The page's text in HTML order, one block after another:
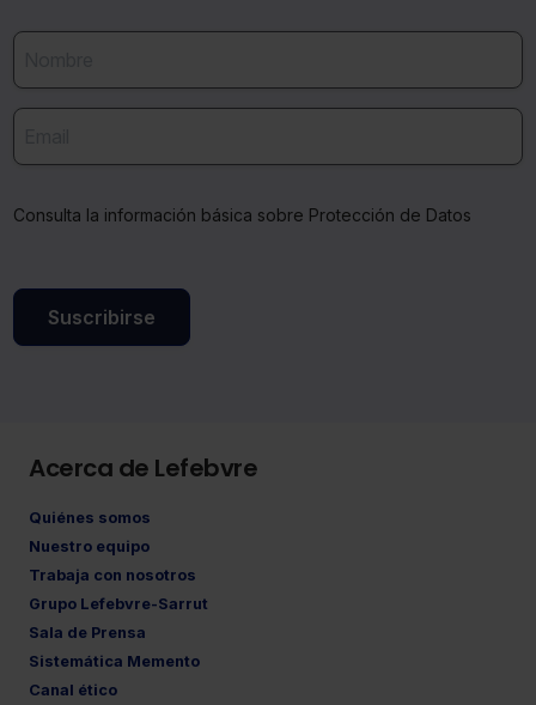
Consulta la información básica sobre Protección de Datos
Suscribirse
Acerca de Lefebvre
Quiénes somos
Nuestro equipo
Trabaja con nosotros
Grupo Lefebvre-Sarrut
Sala de Prensa
Sistemática Memento
Canal ético